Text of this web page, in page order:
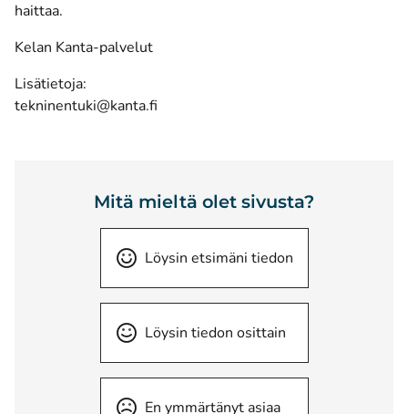
haittaa.
Kelan Kanta-palvelut
Lisätietoja:
tekninentuki@kanta.fi
Mitä mieltä olet sivusta?
Löysin etsimäni tiedon
Löysin tiedon osittain
En ymmärtänyt asiaa